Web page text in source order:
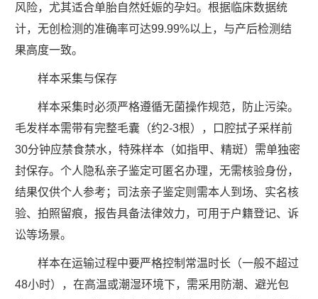
风险，尤其适合单胎自然妊娠的孕妇。根据临床数据统
计，无创检测的准确率可达99.99%以上，与产后检测结
果高度一致。
样本采集与保存
样本采集时必须严格遵循无菌操作规范，防止污染。
毛发样本需带有完整毛囊（约2-3根），口腔拭子采样前
30分钟应禁食禁水，特殊样本（如指甲、精斑）需单独密
封保存。个人隐私亲子鉴定可匿名办理，无需核验身份，
结果仅供个人参考；司法亲子鉴定则需本人到场、实名核
验、拍照留痕，报告具备法律效力，可用于户籍登记、诉
讼等场景。
样本在运输过程中要严格控制常温时长（一般不超过
48小时），在高温或潮湿环境下，需采用防潮、避光包